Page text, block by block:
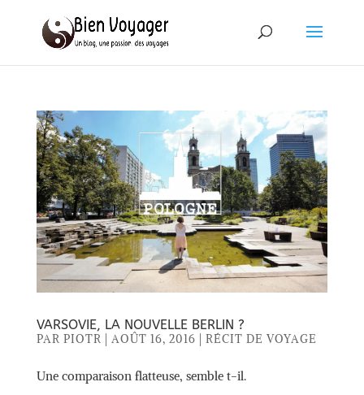
VARSOVIE, LA NOUVELLE BERLIN ?
PAR PIOTR AOÛT 16, 2016 RÉCIT DE VOYAGE
Une comparaison flatteuse, semble t-il.